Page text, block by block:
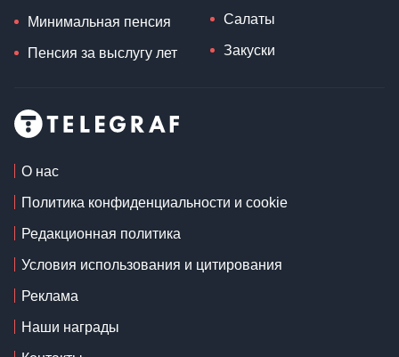
Минимальная пенсия
Пенсия за выслугу лет
Салаты
Закуски
О нас
Политика конфиденциальности и cookie
Редакционная политика
Условия использования и цитирования
Реклама
Наши награды